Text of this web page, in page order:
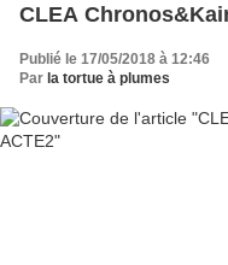
CLEA
Publié le 17/05/2018 à 12:46
Par la tortue à plumes